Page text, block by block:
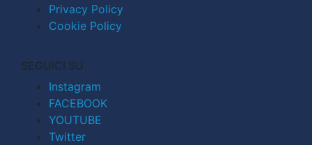
Privacy Policy
Cookie Policy
SEGUICI SU
Instagram
FACEBOOK
YOUTUBE
Twitter